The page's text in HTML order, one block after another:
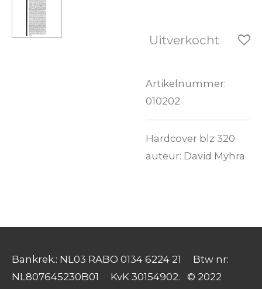
Uitverkocht
Artikelnummer:
010202
Hardcover blz 320
auteur: David Myhra
Bankrek.: NL03 RABO 0134 6224 21 Btw nr:
NL807645230B01 KvK 30154902. © 2022